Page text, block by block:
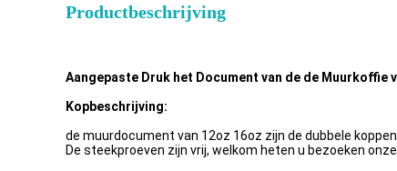
Productbeschrijving
Aangepaste Druk het Document van de de Muurkoffie
Kopbeschrijving:
de muurdocument van 12oz 16oz zijn de dubbele
De steekproeven zijn vrij, welkom heten u bezoeken